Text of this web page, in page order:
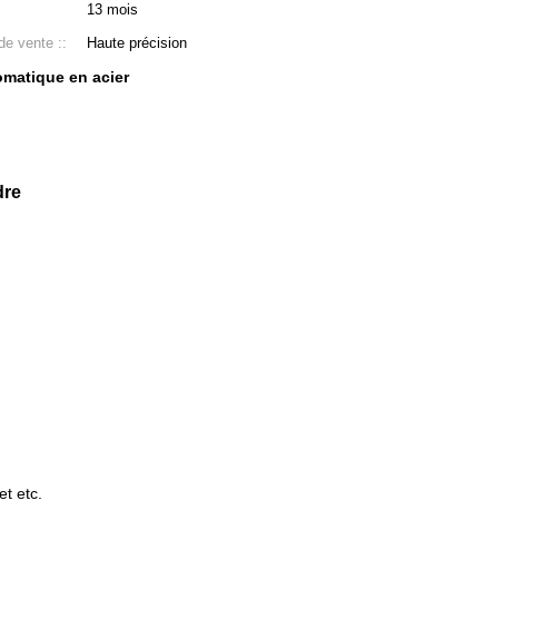
13 mois
vente ::
Haute précision
en acier
etc.